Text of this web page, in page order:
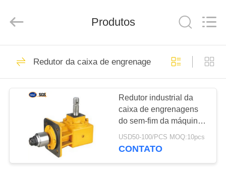
CASA
PRODUTOS
SOBRE
NÓS
EXCURSÃO
Co.,Ltd.
peças de reposição
de transmissão
183
184
Produtos
Redutor da caixa de engrenagens
Redutor industrial da
caixa de engrenagens
do sem-fim da máquina
do moinho do transporte
USD50-100/PCS MOQ:10pcs
CONTATO